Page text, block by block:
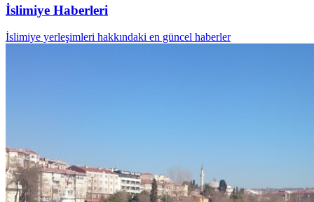
İslimiye Haberleri
İslimiye yerleşimleri hakkındaki en güncel haberler